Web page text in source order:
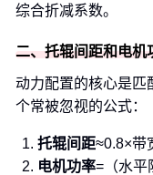
综合折减系数。
二、托辊间距和电机
动力配置的核心是匹
个常被忽视的公式：
托辊间距≈0.8×带
电机功率=（水平